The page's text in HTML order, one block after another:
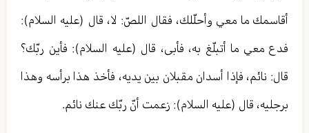
أقاسمك ما معي وأحلّلك، فقال اللصّ: لا، قال (عليه السلام):
فدع معي ما أتبلّغ به، فأبى، قال (عليه السلام): فأين ربّك؟
قال: نائم، فإذا أسدان مقبلان بين يديه، فأخذ هذا برأسه وهذا
برجليه، قال (عليه السلام): زعمت أنّ ربّك عنك نائم.